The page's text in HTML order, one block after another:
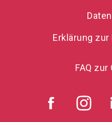
Erklärung
FAQ zur